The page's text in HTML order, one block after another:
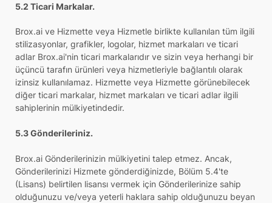
5.2 Ticari Markalar.
Brox.ai ve Hizmette veya Hizmetle birlikte kullanılan tüm ilgili
stilizasyonlar, grafikler, logolar, hizmet markaları ve ticari
adlar Brox.ai'nin ticari markalarıdır ve sizin veya herhangi bir
üçüncü tarafın ürünleri veya hizmetleriyle bağlantılı olarak
izinsiz kullanılamaz. Hizmette veya Hizmette görünebilecek
diğer ticari markalar, hizmet markaları ve ticari adlar ilgili
sahiplerinin mülkiyetindedir.
5.3 Gönderileriniz.
Brox.ai Gönderilerinizin mülkiyetini talep etmez. Ancak,
Gönderilerinizi Hizmete gönderdiğinizde, Bölüm 5.4'te
(Lisans) belirtilen lisansı vermek için Gönderilerinize sahip
olduğunuzu ve/veya yeterli haklara sahip olduğunuzu beyan